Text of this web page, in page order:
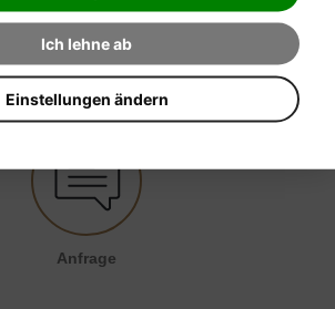
Ich lehne ab
Einstellungen ändern
ZUM PRODUKT STELLEN
Anfrage